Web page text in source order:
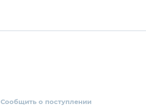
Сообщить о поступлении